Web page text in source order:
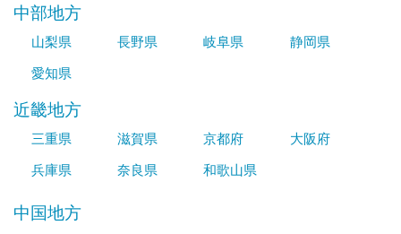
中部地方
山梨県 長野県 岐阜県
静岡県
愛知県
近畿地方
三重県 滋賀県 京都府
大阪府
兵庫県
奈良県 和歌山県
中国地方